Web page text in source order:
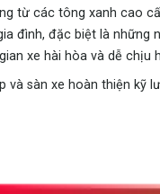
từ các tông xanh cao
đình, đặc biệt là những
xe hài hòa và dễ chịu
sàn xe hoàn thiện kỹ